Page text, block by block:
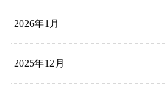
2026年1月
2025年12月